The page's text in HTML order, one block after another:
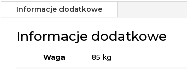
Informacje dodatkowe
Informacje dodatkowe
Waga 85 kg